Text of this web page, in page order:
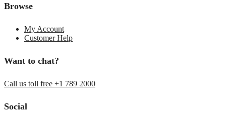
Browse
My Account
Customer Help
Want to chat?
Call us toll free +1 789 2000
Social